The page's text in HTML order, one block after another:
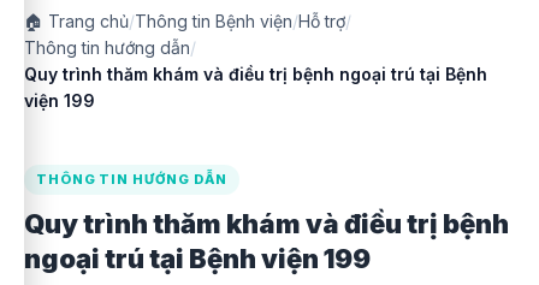
🏠 Trang chủ/Thông tin Bệnh viện/Hỗ trợ/
Thông tin hướng dẫn/
Quy trình thăm khám và điều trị bệnh ngoại trú tại Bệnh
viện 199
THÔNG TIN HƯỚNG DẪN
Quy trình thăm khám và điều trị bệnh
ngoại trú tại Bệnh viện 199